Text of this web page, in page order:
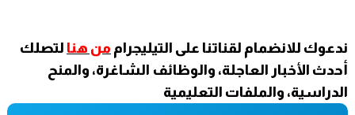
ندعوك للانضمام لقناتنا على التيليجرام من هنا لتصلك
أحدث الأخبار العاجلة، والوظائف الشاغرة، والمنح
الدراسية، والملفات التعليمية